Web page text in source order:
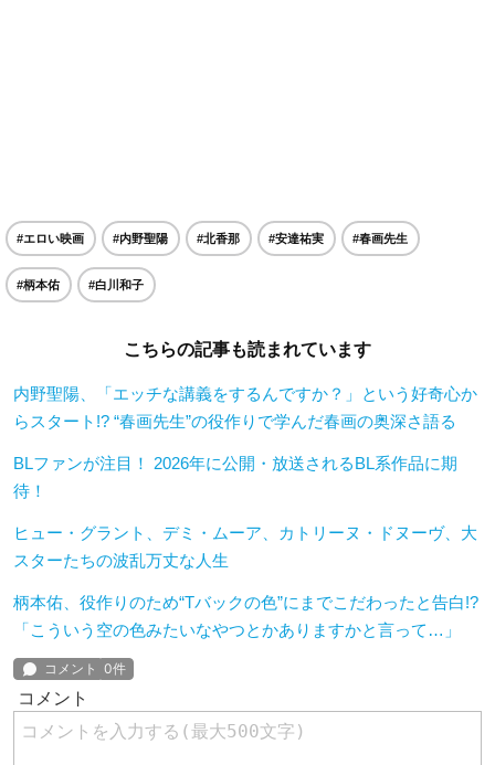
#エロい映画 #内野聖陽 #北香那 #安達祐実 #春画先生
#柄本佑 #白川和子
こちらの記事も読まれています
内野聖陽、「エッチな講義をするんですか？」という好奇心か
らスタート!? “春画先生”の役作りで学んだ春画の奥深さ語る
BLファンが注目！ 2026年に公開・放送されるBL系作品に期
待！
ヒュー・グラント、デミ・ムーア、カトリーヌ・ドヌーヴ、大
スターたちの波乱万丈な人生
柄本佑、役作りのため“Tバックの色”にまでこだわったと告白!?
「こういう空の色みたいなやつとかありますかと言って…」